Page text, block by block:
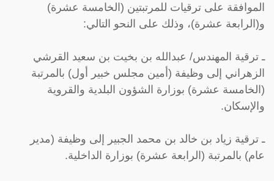
الموافقة على ترقيات للمرتبتين (الخامسة عشرة)
و(الرابعة عشرة)، وذلك على النحو التالي:
ـ ترقية المهندس/ عبدالله بن بخيت بن سعيد القرشي
الزهراني إلى وظيفة (أمين مجلس خبير أول) بالمرتبة
(الخامسة عشرة) بوزارة الشؤون البلدية والقروية
والإسكان.
ـ ترقية زياد بن خالد بن محمد الجبير إلى وظيفة (مدير
عام) بالمرتبة (الرابعة عشرة) بوزارة الداخلية.